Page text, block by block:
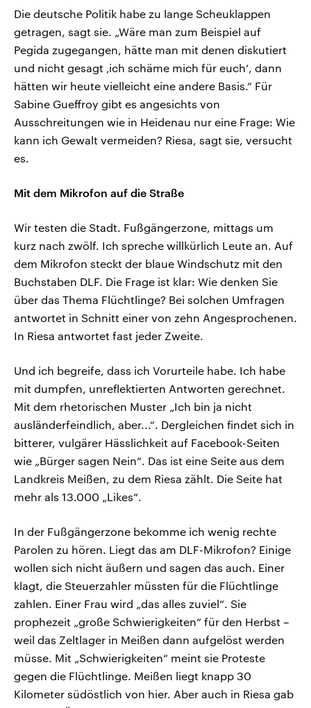
Die deutsche Politik habe zu lange Scheuklappen
getragen, sagt sie. „Wäre man zum Beispiel auf
Pegida zugegangen, hätte man mit denen diskutiert
und nicht gesagt ‚ich schäme mich für euch‘, dann
hätten wir heute vielleicht eine andere Basis.“ Für
Sabine Gueffroy gibt es angesichts von
Ausschreitungen wie in Heidenau nur eine Frage: Wie
kann ich Gewalt vermeiden? Riesa, sagt sie, versucht
es.
Mit dem Mikrofon auf die Straße
Wir testen die Stadt. Fußgängerzone, mittags um
kurz nach zwölf. Ich spreche willkürlich Leute an. Auf
dem Mikrofon steckt der blaue Windschutz mit den
Buchstaben DLF. Die Frage ist klar: Wie denken Sie
über das Thema Flüchtlinge? Bei solchen Umfragen
antwortet in Schnitt einer von zehn Angesprochenen.
In Riesa antwortet fast jeder Zweite.
Und ich begreife, dass ich Vorurteile habe. Ich habe
mit dumpfen, unreflektierten Antworten gerechnet.
Mit dem rhetorischen Muster „Ich bin ja nicht
ausländerfeindlich, aber...“. Dergleichen findet sich in
bitterer, vulgärer Hässlichkeit auf Facebook-Seiten
wie „Bürger sagen Nein“. Das ist eine Seite aus dem
Landkreis Meißen, zu dem Riesa zählt. Die Seite hat
mehr als 13.000 „Likes“.
In der Fußgängerzone bekomme ich wenig rechte
Parolen zu hören. Liegt das am DLF-Mikrofon? Einige
wollen sich nicht äußern und sagen das auch. Einer
klagt, die Steuerzahler müssten für die Flüchtlinge
zahlen. Einer Frau wird „das alles zuviel“. Sie
prophezeit „große Schwierigkeiten“ für den Herbst –
weil das Zeltlager in Meißen dann aufgelöst werden
müsse. Mit „Schwierigkeiten“ meint sie Proteste
gegen die Flüchtlinge. Meißen liegt knapp 30
Kilometer südöstlich von hier. Aber auch in Riesa gab